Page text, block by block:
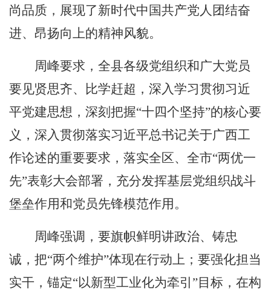
尚品质，展现了新时代中国共产党人团结奋
进、昂扬向上的精神风貌。
周峰要求，全县各级党组织和广大党员
要见贤思齐、比学赶超，深入学习贯彻习近
平党建思想，深刻把握“十四个坚持”的核心要
义，深入贯彻落实习近平总书记关于广西工
作论述的重要要求，落实全区、全市“两优一
先”表彰大会部署，充分发挥基层党组织战斗
堡垒作用和党员先锋模范作用。
周峰强调，要旗帜鲜明讲政治、铸忠
诚，把“两个维护”体现在行动上；要强化担当
实干，锚定“以新型工业化为牵引”目标，在构